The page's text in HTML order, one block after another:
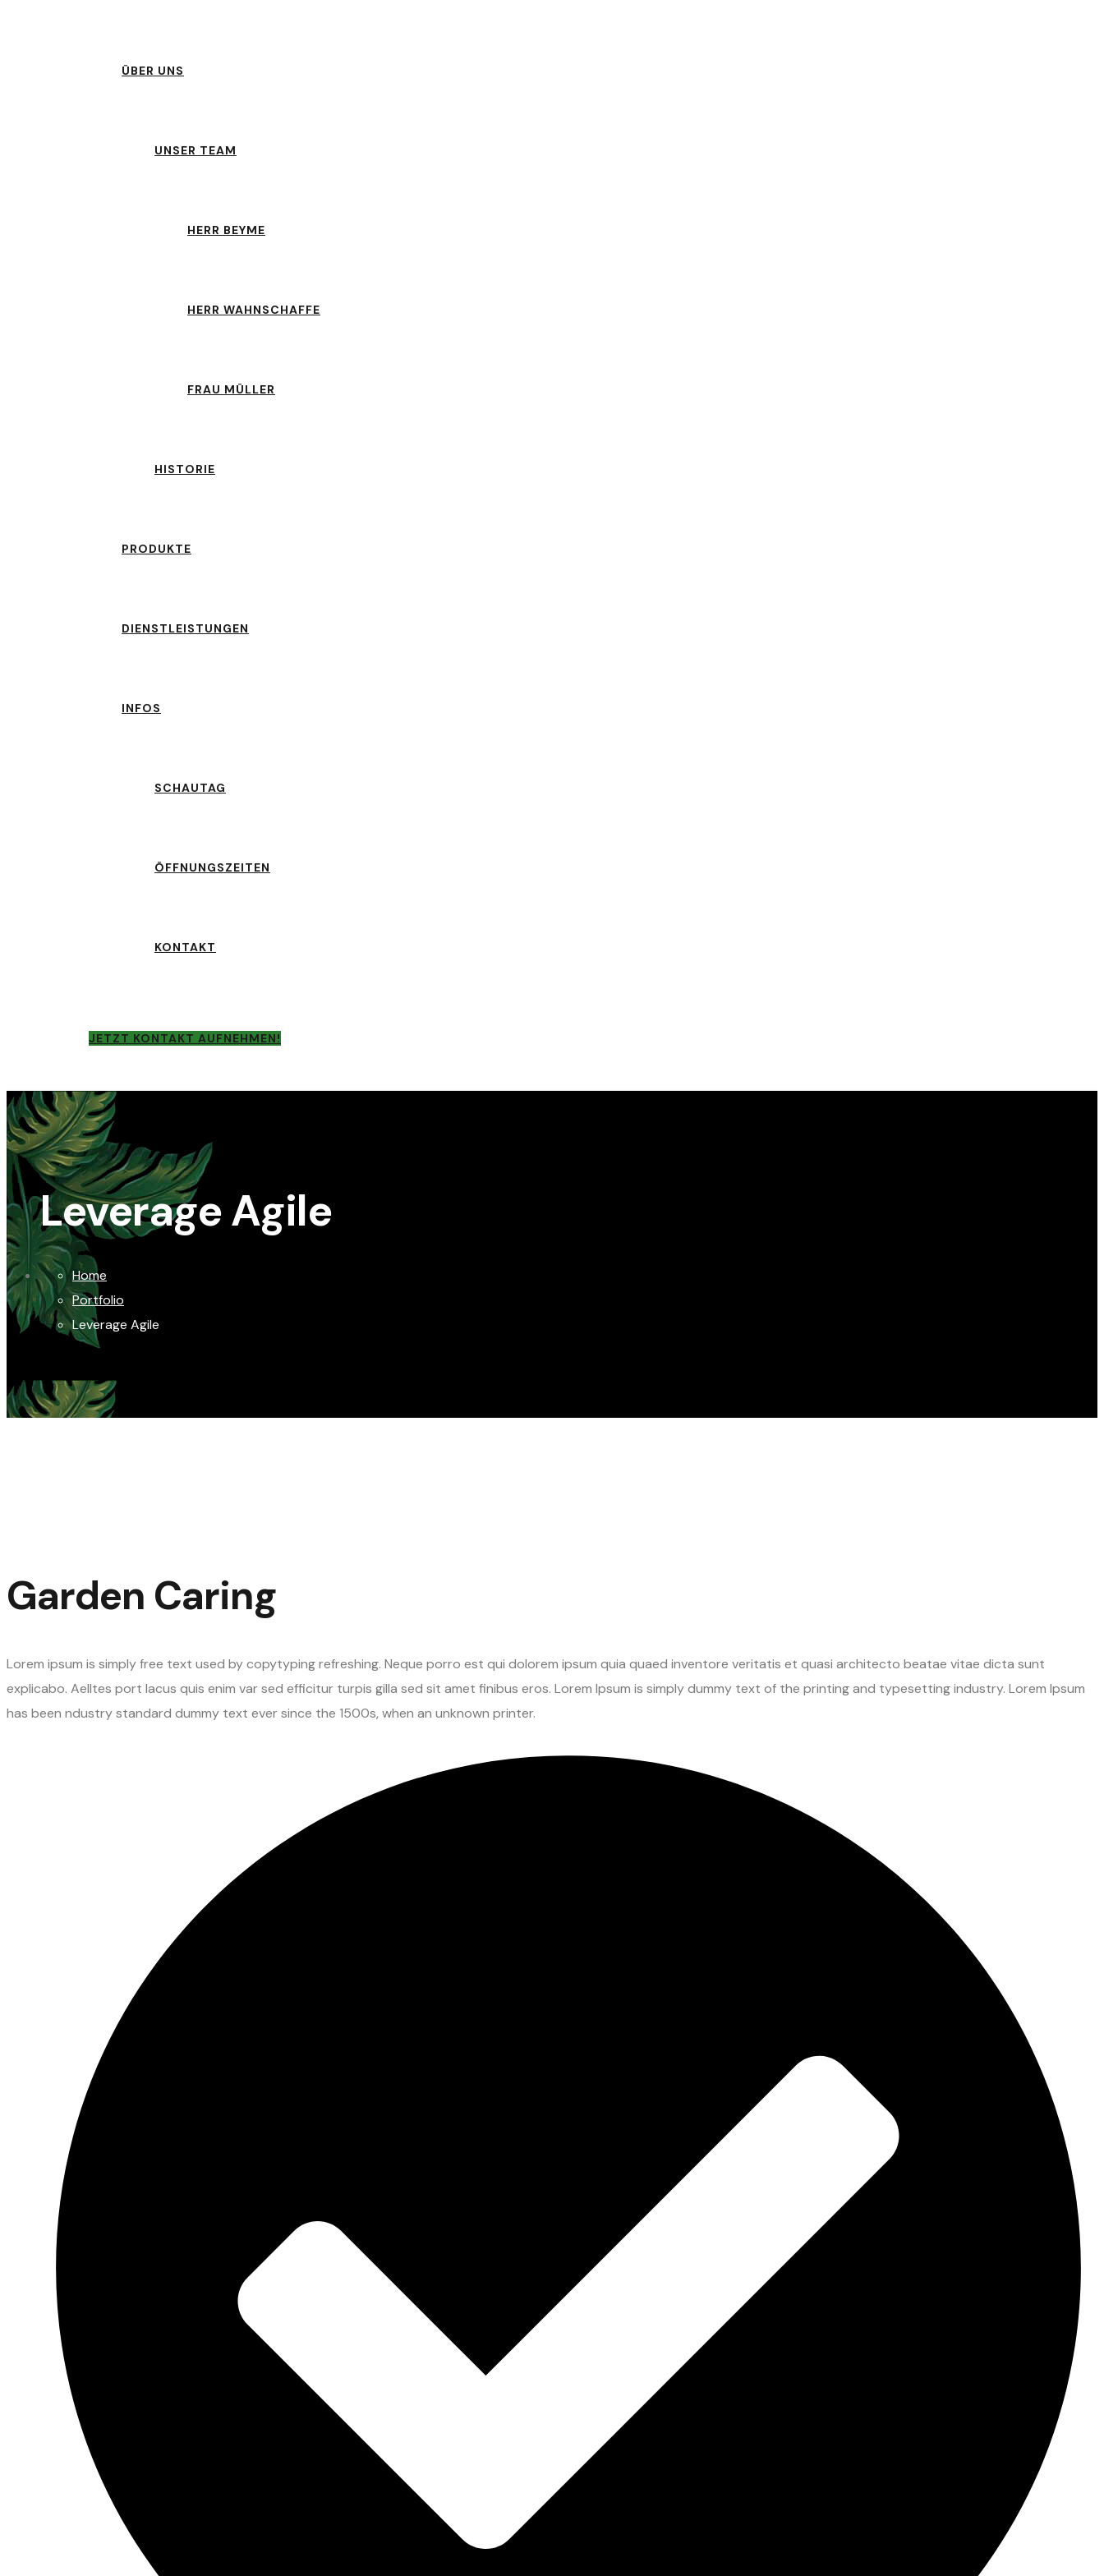
ÜBER UNS
UNSER TEAM
HERR BEYME
HERR WAHNSCHAFFE
FRAU MÜLLER
HISTORIE
PRODUKTE
DIENSTLEISTUNGEN
INFOS
SCHAUTAG
ÖFFNUNGSZEITEN
KONTAKT
JETZT KONTAKT AUFNEHMEN!
Leverage Agile
Home
Portfolio
Leverage Agile
Garden Caring
Lorem ipsum is simply free text used by copytyping refreshing. Neque porro est qui dolorem ipsum quia quaed inventore veritatis et quasi architecto beatae vitae dicta sunt
explicabo. Aelltes port lacus quis enim var sed efficitur turpis gilla sed sit amet finibus eros. Lorem Ipsum is simply dummy text of the printing and typesetting industry. Lorem Ipsum
has been ndustry standard dummy text ever since the 1500s, when an unknown printer.